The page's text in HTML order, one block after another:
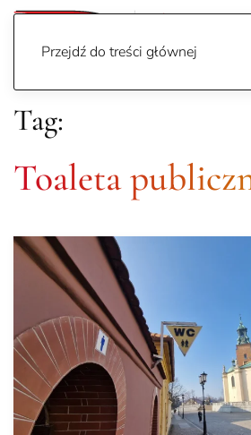
Przejdź do treści głównej
Tag:
Toaleta